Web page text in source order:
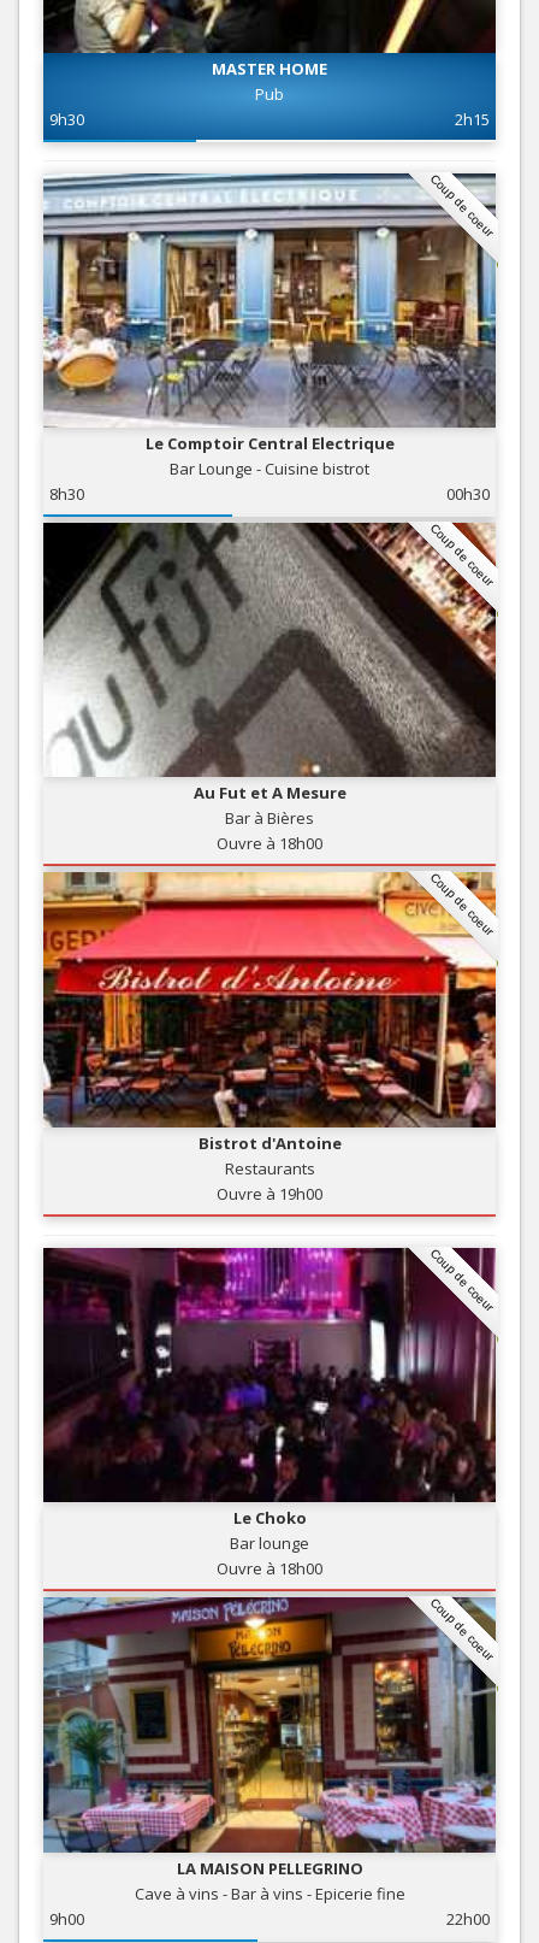
MASTER HOME
Pub
9h30
2h15
Coup de coeur
Le Comptoir Central Electrique
Bar Lounge - Cuisine bistrot
8h30
00h30
Coup de coeur
Au Fut et A Mesure
Bar à Bières
Ouvre à 18h00
Coup de coeur
Bistrot d'Antoine
Restaurants
Ouvre à 19h00
Coup de coeur
Le Choko
Bar lounge
Ouvre à 18h00
Coup de coeur
LA MAISON PELLEGRINO
Cave à vins - Bar à vins - Epicerie fine
9h00
22h00